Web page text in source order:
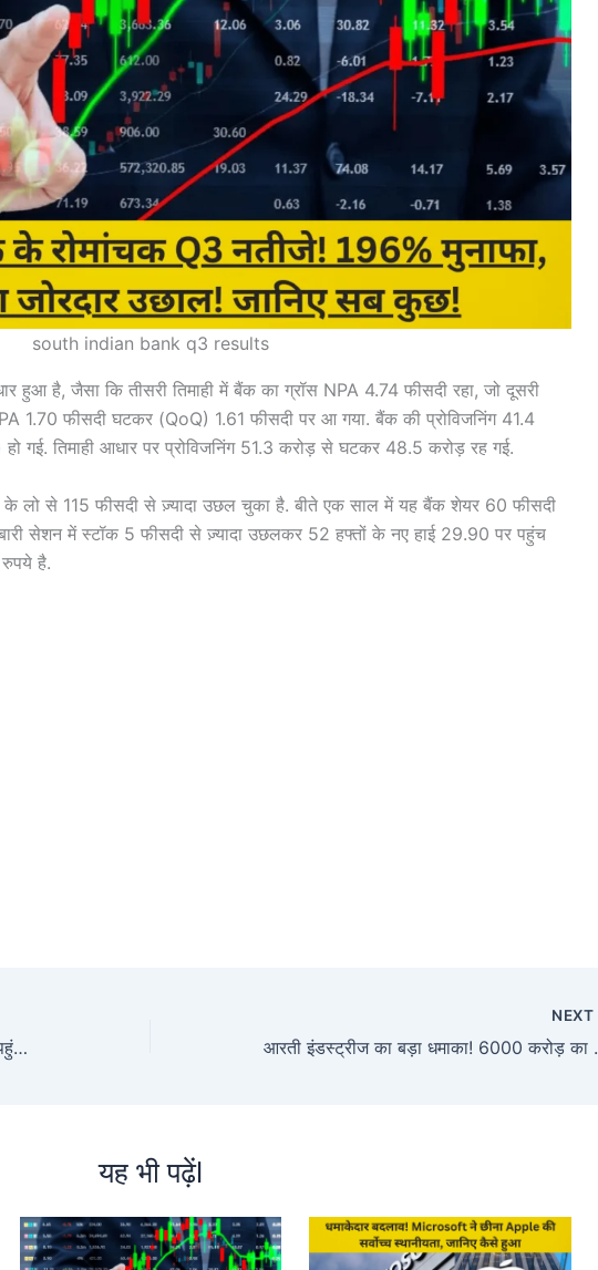
south indian bank q3 results
हुआ है, जैसा कि तीसरी तिमाही में बैंक का ग्रॉस NPA 4.74 फीसदी रहा, जो दूसरी
1.70 फीसदी घटकर (QoQ) 1.61 फीसदी पर आ गया. बैंक की प्रोविजनिंग 41.4
तिमाही आधार पर प्रोविजनिंग 51.3 करोड़ से घटकर 48.5 करोड़ रह गई.
लो से 115 फीसदी से ज़्यादा उछल चुका है. बीते एक साल में यह बैंक शेयर 60 फीसदी
सेशन में स्‍टॉक 5 फीसदी से ज़्यादा उछलकर 52 हफ्तों के नए हाई 29.90 पर पहुंच
है.
राम मंदिर के उद्घाटन के बाद धूमधाम से आयोध्या पहुंचने के लिए देखें ये खास तैयारियां!
NEXT
आरती इंडस्ट्रीज का
यह भी पढ़ेंl